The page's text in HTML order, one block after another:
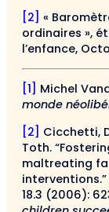
[2] «
ordinaires »,
l’enfance,
[1] Michel
monde
[2] Cicchetti,
Toth.
maltreating
interventions.”
18.3 (2006):